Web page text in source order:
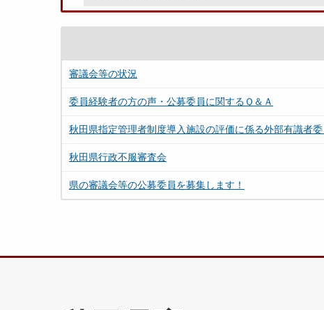
審議会等の状況
委員経験者の方の声・公募委員に関するＱ＆Ａ
秋田県指定管理者制度導入施設の評価に係る外部有識者
秋田県行政不服審査会
県の審議会等の公募委員を募集します！